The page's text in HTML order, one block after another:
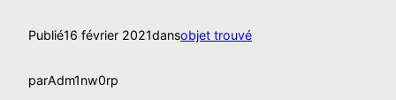
Publié16 février 2021dansobjet trouvé
parAdm1nw0rp